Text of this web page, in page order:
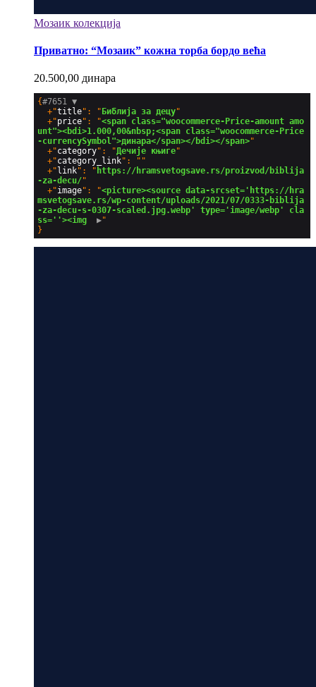
Мозаик колекција
Приватно: “Мозаик” кожна торба бордо већа
20.500,00 динара
{#7651 ▼
  +"
title": " Библија за децу"
  +"
price": "<span class="woocommerce-Price-amount amo
unt"><bdi>1.000,00&nbsp;<span class="woocommerce-Price
-currencySymbol">динара</span></bdi></span>"
  +"
category": "Дечије књиге"
  +"
category_link": ""
  +"
link": " https://hramsvetogsave.rs/proizvod/biblija
-za-decu/"
  +"
image": "<picture><source data-srcset='https://hra
msvetogsave.rs/wp-content/uploads/2021/07/0333-biblija
-za-decu-s-0307-scaled.jpg.webp' type='image/webp' cla
ss=''><img
▶